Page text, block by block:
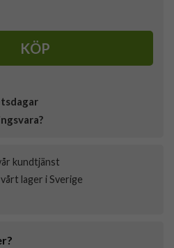
KÖP
kundtjänst
lager i Sverige